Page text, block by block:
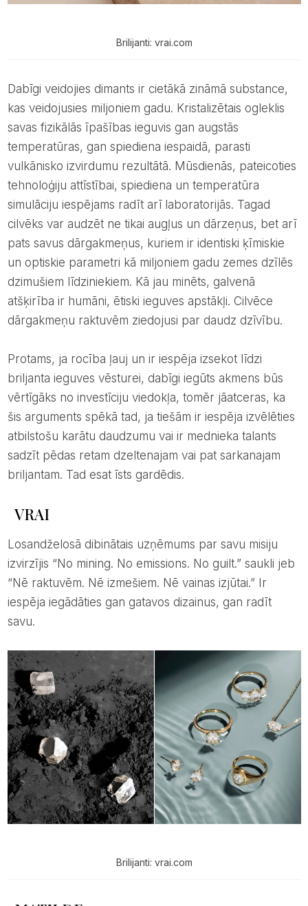
Brilijanti: vrai.com
Dabīgi veidojies dimants ir cietākā zināmā substance,
kas veidojusies miljoniem gadu. Kristalizētais ogleklis
savas fizikālās īpašības ieguvis gan augstās
temperatūras, gan spiediena iespaidā, parasti
vulkānisko izvirdumu rezultātā. Mūsdienās, pateicoties
tehnoloģiju attīstībai, spiediena un temperatūra
simulāciju iespējams radīt arī laboratorijās. Tagad
cilvēks var audzēt ne tikai augļus un dārzeņus, bet arī
pats savus dārgakmeņus, kuriem ir identiski ķīmiskie
un optiskie parametri kā miljoniem gadu zemes dzīlēs
dzimušiem līdziniekiem. Kā jau minēts, galvenā
atšķirība ir humāni, ētiski ieguves apstākļi. Cilvēce
dārgakmeņu raktuvēm ziedojusi par daudz dzīvību.
Protams, ja rocība ļauj un ir iespēja izsekot līdzi
briljanta ieguves vēsturei, dabīgi iegūts akmens būs
vērtīgāks no investīciju viedokļa, tomēr jāatceras, ka
šis arguments spēkā tad, ja tiešām ir iespēja izvēlēties
atbilstošu karātu daudzumu vai ir mednieka talants
sadzīt pēdas retam dzeltenajam vai pat sarkanajam
briljantam. Tad esat īsts gardēdis.
VRAI
Losandželosā dibinātais uzņēmums par savu misiju
izvirzījis “No mining. No emissions. No guilt.” saukli jeb
“Nē raktuvēm. Nē izmešiem. Nē vainas izjūtai.” Ir
iespēja iegādāties gan gatavos dizainus, gan radīt
savu.
Brilijanti: vrai.com